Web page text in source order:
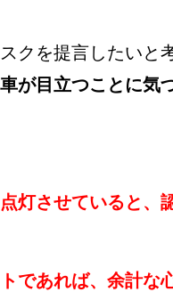
クを提言したいと
が目立つことに気
灯させていると
であれば、余計な